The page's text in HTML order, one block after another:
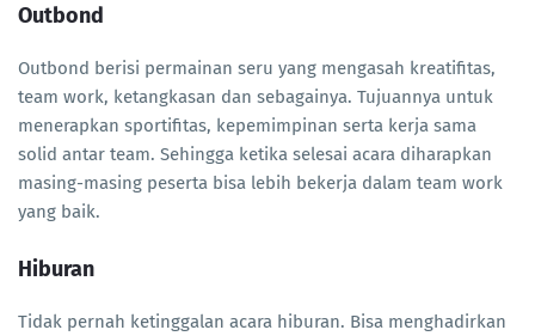
Outbond
Outbond berisi permainan seru yang mengasah kreatifitas,
team work, ketangkasan dan sebagainya. Tujuannya untuk
menerapkan sportifitas, kepemimpinan serta kerja sama
solid antar team. Sehingga ketika selesai acara diharapkan
masing-masing peserta bisa lebih bekerja dalam team work
yang baik.
Hiburan
Tidak pernah ketinggalan acara hiburan. Bisa menghadirkan